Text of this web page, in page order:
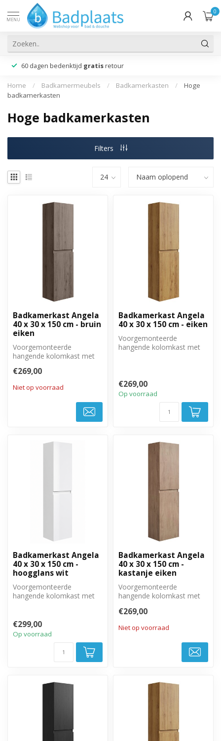
MENU
0
60 dagen bedenktijd gratis retour
Home / Badkamermeubels / Badkamerkasten /
Hoge
badkamerkasten
Hoge badkamerkasten
Filters
Badkamerkast Angela
40 x 30 x 150 cm - bruin
eiken
Voorgemonteerde
hangende kolomkast met
deuren.
€269,00
Niet op voorraad
Badkamerkast Angela
40 x 30 x 150 cm - eiken
Voorgemonteerde
hangende kolomkast met
€269,00
Op voorraad
Badkamerkast Angela
40 x 30 x 150 cm -
hoogglans wit
Voorgemonteerde
hangende kolomkast met
€299,00
Op voorraad
Badkamerkast Angela
40 x 30 x 150 cm -
kastanje eiken
Voorgemonteerde
hangende kolomkast met
deuren.
€269,00
Niet op voorraad